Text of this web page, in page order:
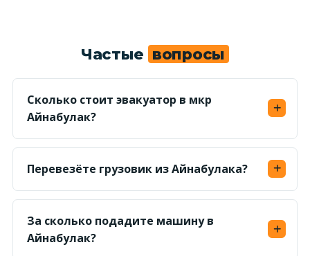
Частые вопросы
Сколько стоит эвакуатор в мкр
Айнабулак?
От 20 000 ₸ по городу для легкового авто;
точную сумму по адресу называем до выезда.
Перевезёте грузовик из Айнабулака?
Да, в Айнабулаке работаем и с легковыми, и с
малотоннажными грузовиками — частичной
погрузкой или манипулятором.
За сколько подадите машину в
Айнабулак?